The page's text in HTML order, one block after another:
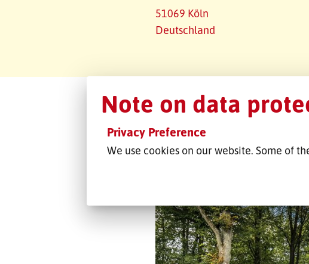
51069 Köln
Deutschland
Note on data
Privacy Preference
We use cookies on our website. Some of